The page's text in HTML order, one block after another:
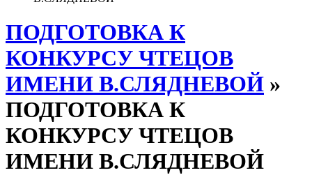
ПОДГОТОВКА К
КОНКУРСУ ЧТЕЦОВ
ИМЕНИ В.СЛЯДНЕВОЙ »
ПОДГОТОВКА К
КОНКУРСУ ЧТЕЦОВ
ИМЕНИ В.СЛЯДНЕВОЙ